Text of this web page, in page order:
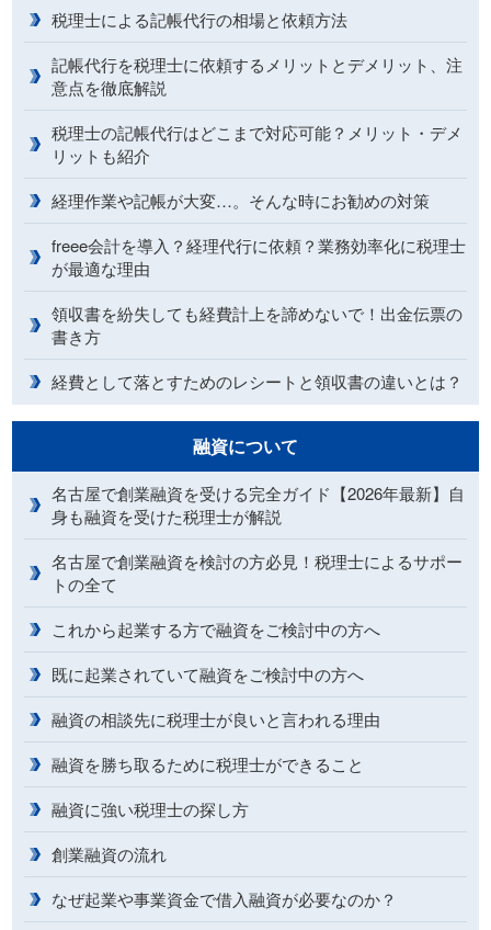
税理士による記帳代行の相場と依頼方法
記帳代行を税理士に依頼するメリットとデメリット、注
意点を徹底解説
税理士の記帳代行はどこまで対応可能？メリット・デメ
リットも紹介
経理作業や記帳が大変…。そんな時にお勧めの対策
freee会計を導入？経理代行に依頼？業務効率化に税理士
が最適な理由
領収書を紛失しても経費計上を諦めないで！出金伝票の
書き方
経費として落とすためのレシートと領収書の違いとは？
融資について
名古屋で創業融資を受ける完全ガイド【2026年最新】自
身も融資を受けた税理士が解説
名古屋で創業融資を検討の方必見！税理士によるサポー
トの全て
これから起業する方で融資をご検討中の方へ
既に起業されていて融資をご検討中の方へ
融資の相談先に税理士が良いと言われる理由
融資を勝ち取るために税理士ができること
融資に強い税理士の探し方
創業融資の流れ
なぜ起業や事業資金で借入融資が必要なのか？